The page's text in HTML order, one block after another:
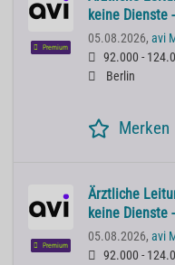
Premium
keine Dienste
05.08.2026, avi
92.000 -
Berlin
Merken
Premium
Ärztliche
keine Dienste
05.08.2026, avi
92.000 -